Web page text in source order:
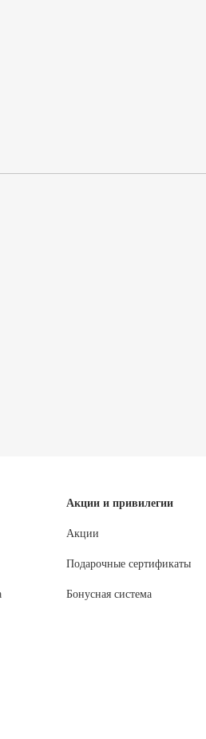
Акции и привилегии
Акции
Подарочные сертификаты
Бонусная система